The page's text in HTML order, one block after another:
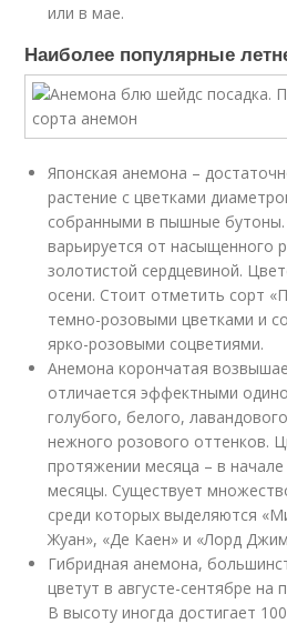
или в мае.
Наиболее популярные
Японская анемона –
растение с цветками
собранными в пышные бутоны.
варьируется от насыщенного
золотистой сердцевиной.
осени. Стоит отметить сорт
темно-розовыми цветками и
ярко-розовыми соцветиями.
Анемона корончатая
отличается эффектными
голубого, белого,
нежного розового оттенков.
протяжении месяца – в
месяцы. Существует
среди которых выделяются
Жуан», «Де Каен» и «Лорд
Гибридная анемона,
цветут в августе-сентябре на
В высоту иногда достигает